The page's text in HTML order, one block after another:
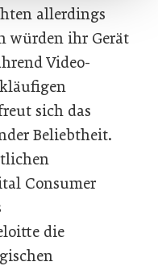
allerdings
würden ihr Gerät
Video-
sich das
Beliebtheit.
Consumer
die